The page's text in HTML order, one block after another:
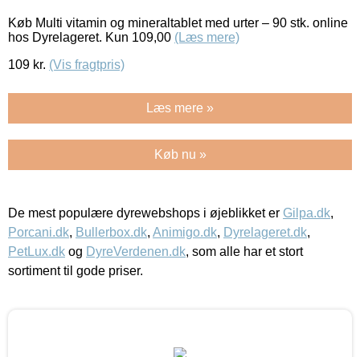
Køb Multi vitamin og mineraltablet med urter – 90 stk. online
hos Dyrelageret. Kun 109,00 (Læs mere)
109 kr. (Vis fragtpris)
Læs mere »
Køb nu »
De mest populære dyrewebshops i øjeblikket er Gilpa.dk,
Porcani.dk, Bullerbox.dk, Animigo.dk, Dyrelageret.dk,
PetLux.dk og DyreVerdenen.dk, som alle har et stort
sortiment til gode priser.